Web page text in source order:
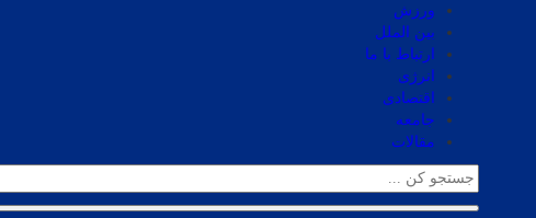
ورزش
بین الملل
ارتباط با ما
انرژی
اقتصادی
جامعه
مقالات